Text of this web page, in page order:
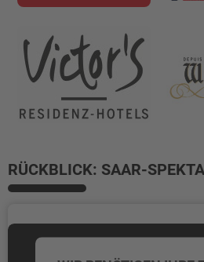
RÜCKBLICK: SAAR-